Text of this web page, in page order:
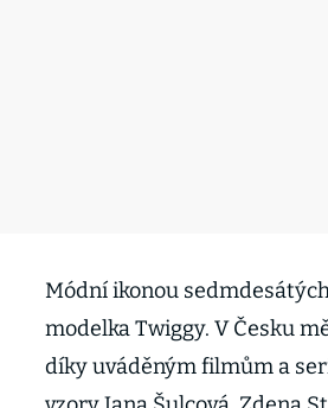
Módní ikonou
modelka Twiggy. V Česku
díky uváděným filmům a